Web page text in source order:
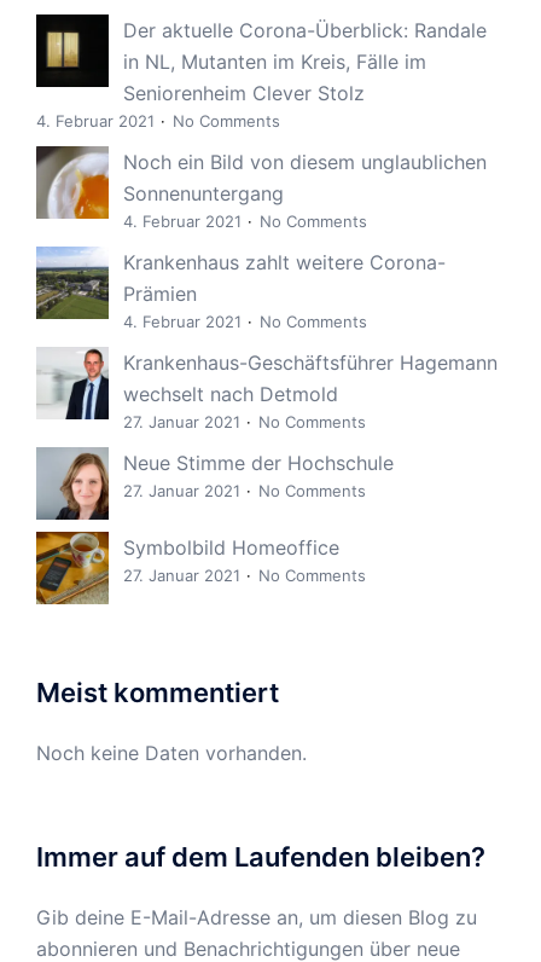
Der aktuelle Corona-Überblick: Randale
in NL, Mutanten im Kreis, Fälle im
Seniorenheim Clever Stolz
4. Februar 2021 No Comments
Noch ein Bild von diesem unglaublichen
Sonnenuntergang
4. Februar 2021 No Comments
Krankenhaus zahlt weitere Corona-
Prämien
4. Februar 2021 No Comments
Krankenhaus-Geschäftsführer Hagemann
wechselt nach Detmold
27. Januar 2021 No Comments
Neue Stimme der Hochschule
27. Januar 2021 No Comments
Symbolbild Homeoffice
27. Januar 2021 No Comments
Meist kommentiert
Noch keine Daten vorhanden.
Immer auf dem Laufenden bleiben?
Gib deine E-Mail-Adresse an, um diesen Blog zu
abonnieren und Benachrichtigungen über neue